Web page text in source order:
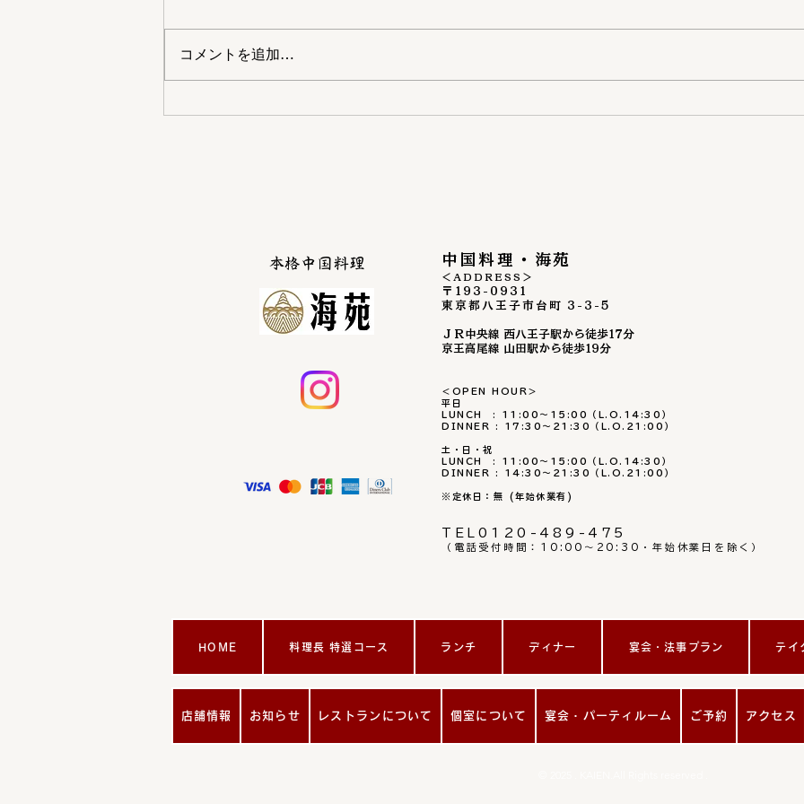
夏の
コメントを追加…
本格中国料理 中国料理・海苑
＜ADDRESS＞
〒193-0931
東京都八王子市台町 3-3-5
ＪＲ中央線 西八王子駅から徒歩17分
京王高尾線 山田駅から徒歩19分
＜OPEN HOUR＞
平日
LUNCH : 11:00～15:00（L.O.14:30）
DINNER : 17:30～21:30（L.O.21:00）
土・日・祝
LUNCH : 11:00～15:00（L.O.14:30）
DINNER : 14:30～21:30（L.O.21:00）
※定休日：無 (年始休業有)
TEL 0120-489-475
（電話受付時間：10:00～20:30・年始休業日を除く）
HOME 料理長 特選コース ランチ ディナー 宴会・法事プラン テイ
店舗情報 お知らせ レストランについて 個室について 宴会・パーティルーム ご予約 アクセス